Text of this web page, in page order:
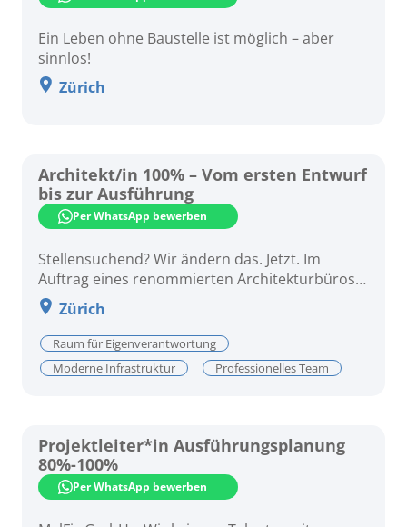
Ein Leben ohne Baustelle ist möglich – aber
sinnlos!
Zürich
Architekt/in 100% – Vom ersten Entwurf
bis zur Ausführung
Per WhatsApp bewerben
Stellensuchend? Wir ändern das. Jetzt. Im
Auftrag eines renommierten Architekturbüros
in Zürich suchen wir eine engagierte
Persönlichkeit als Architekt/in für die
Projektentwicklung von anspruchsvollen
Bauprojekten.
Zürich
Raum für Eigenverantwortung
Moderne Infrastruktur
Professionelles Team
Projektleiter*in Ausführungsplanung
80%-100%
Per WhatsApp bewerben